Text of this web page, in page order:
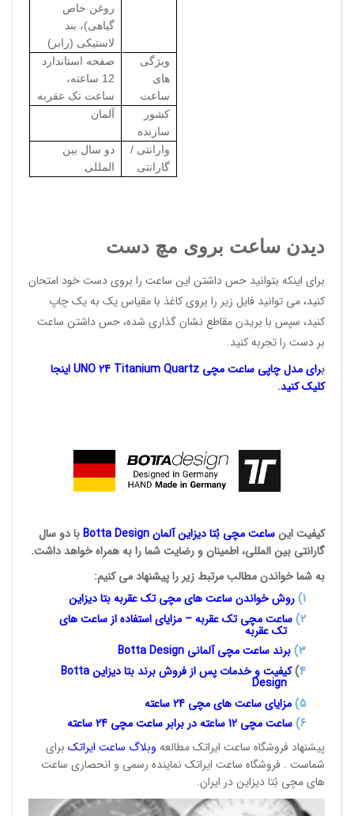
روغن خاص
گیاهی)، بند
لاستیکی (رابر)
ویژگی
های
ساعت
صفحه استاندارد
12 ساعته،
ساعت تک عقربه
کشور
سازنده
آلمان
وارانتی /
گارانتی
دو سال بین
المللی
دیدن ساعت بروی مچ دست
برای اینکه بتوانید حس داشتن این ساعت را بروی دست خود امتحان
کنید، می توانید فایل زیر را بروی کاغذ با مقیاس یک به یک چاپ
کنید، سپس با بریدن مقاطع نشان گذاری شده، حس داشتن ساعت
بر دست را تجربه کنید.
برای مدل چاپی ساعت مچی UNO 24 Titanium Quartz اینجا
کلیک کنید.
کیفیت اینساعت مچی بُتادیزاین آلمانBotta Designبا دو سال
گارانتی بین المللی، اطمینان و رضایت شما را به همراه خواهد داشت.
به شما خواندن مطالب مرتبط زیر را پیشنهاد می کنیم:
1
)روش خواندن ساعت های مچی تکعقربه بتا دیزاین
2) ساعت مچی تک عقربه – مزایای استفاده از ساعت های
تک عقربه
3
)برند ساعت مچی آلمانی Botta Design
4
)کیفیت و خدمات پس از فروش برند بتا دیزاینBotta
Design
5) مزایای ساعت های مچی 24
ساعته
6) ساعت مچی 12 ساعته در برابر ساعت
مچی 24 ساعته
پیشنهاد فروشگاه ساعت ایراتک مطالعه وبلاگ ساعت ایراتک برای
شماست . فروشگاه ساعت ایراتک نماینده رسمی و انحصاری ساعت
های مچی بُتا دیزاین در ایران.